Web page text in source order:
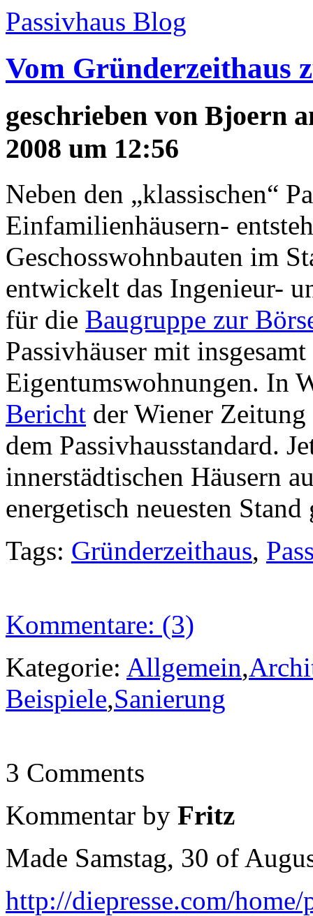
Passivhaus Blog
Vom Gründerzeithaus
geschrieben von Bjoern
2008 um 12:56
Neben den „klassischen“
Einfamilienhäusern-
Geschosswohnbauten im
entwickelt das Ingenieur-
für die Baugruppe zur
Passivhäuser mit
Eigentumswohnungen. In
Bericht der Wiener
dem Passivhausstandard.
innerstädtischen Häusern
energetisch neuesten
Tags: Gründerzeithaus,
Kommentare: (3)
Kategorie: Allgemein,
Beispiele,Sanierung
3 Comments
Kommentar by Fritz
Made Samstag, 30 of
http://diepresse.com/